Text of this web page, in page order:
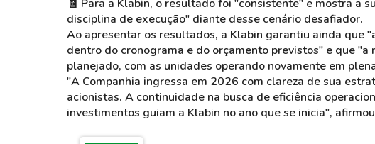
🧾 Para a Klabin, o resultado foi "consistente" e mostra a
disciplina de execução" diante desse cenário desafiador.
Ao apresentar os resultados, a Klabin garantiu ainda que
dentro do cronograma e do orçamento previstos" e que
planejado, com as unidades operando novamente em
"A Companhia ingressa em 2026 com clareza de sua
acionistas. A continuidade na busca de eficiência
investimentos guiam a Klabin no ano que se inicia",